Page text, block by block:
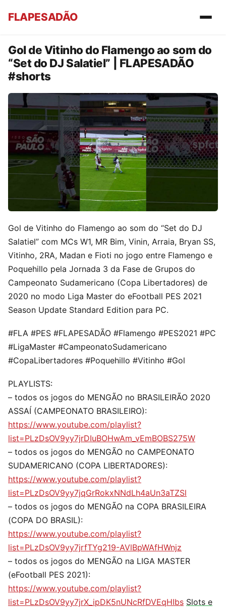
FLAPESADÃO
Gol de Vitinho do Flamengo ao som do
“Set do DJ Salatiel” | FLAPESADÃO
#shorts
Gol de Vitinho do Flamengo ao som do “Set do DJ
Salatiel” com MCs W1, MR Bim, Vinin, Arraia, Bryan SS,
Vitinho, 2RA, Madan e Fioti no jogo entre Flamengo e
Poquehillo pela Jornada 3 da Fase de Grupos do
Campeonato Sudamericano (Copa Libertadores) de
2020 no modo Liga Master do eFootball PES 2021
Season Update Standard Edition para PC.
#FLA #PES #FLAPESADÃO #Flamengo #PES2021 #PC
#LigaMaster #CampeonatoSudamericano
#CopaLibertadores #Poquehillo #Vitinho #Gol
PLAYLISTS:
– todos os jogos do MENGÃO no BRASILEIRÃO 2020
ASSAÍ (CAMPEONATO BRASILEIRO):
https://www.youtube.com/playlist?
list=PLzDsOV9yy7jrDIuBOHwAm_vEmBOBS275W
– todos os jogos do MENGÃO no CAMPEONATO
SUDAMERICANO (COPA LIBERTADORES):
https://www.youtube.com/playlist?
list=PLzDsOV9yy7jqGrRokxNNdLh4aUn3aTZSl
– todos os jogos do MENGÃO na COPA BRASILEIRA
(COPA DO BRASIL):
https://www.youtube.com/playlist?
list=PLzDsOV9yy7jrfTYg219-AVlBpWAfHWnjz
– todos os jogos do MENGÃO na LIGA MASTER
(eFootball PES 2021):
https://www.youtube.com/playlist?
list=PLzDsOV9yy7jrX_ipDK5nUNcRfDVEqHIbs Slots e